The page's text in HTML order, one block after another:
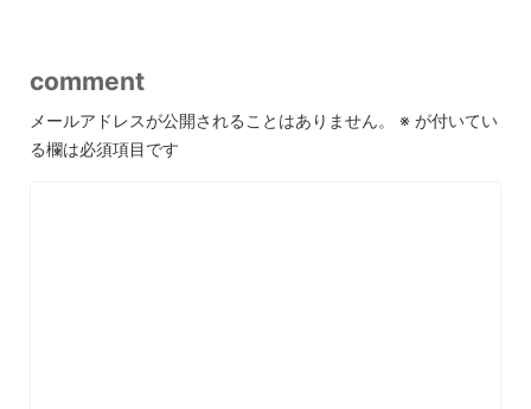
comment
メールアドレスが公開されることはありません。 ※ が付いてい
る欄は必須項目です